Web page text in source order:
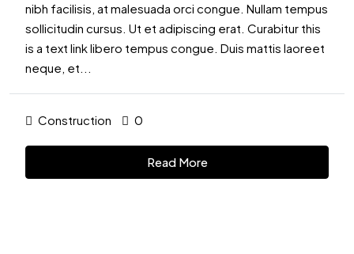
nibh facilisis, at malesuada orci congue. Nullam tempus
sollicitudin cursus. Ut et adipiscing erat. Curabitur this
is a text link libero tempus congue. Duis mattis laoreet
neque, et...
Construction 0
Read More